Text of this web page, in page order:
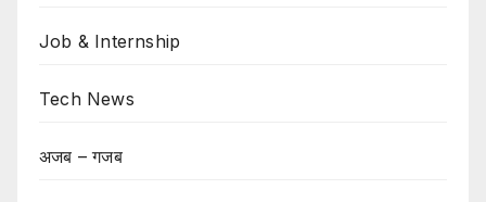
Job & Internship
Tech News
अजब – गजब